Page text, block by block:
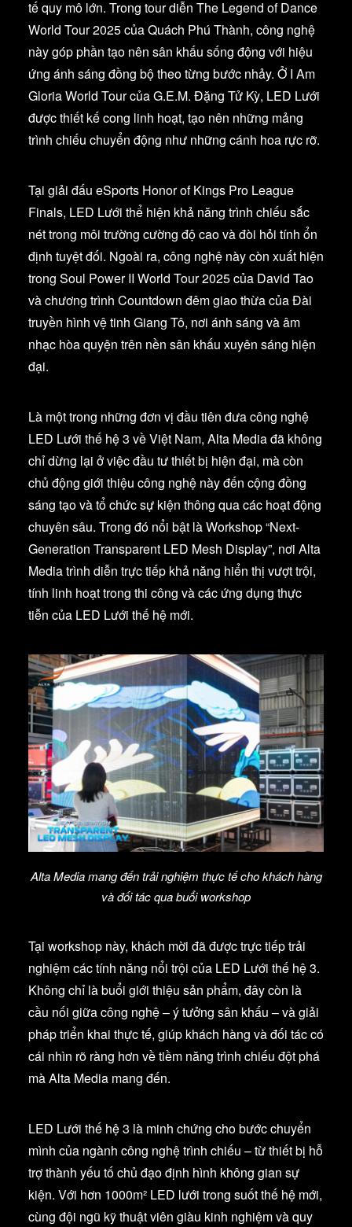
tế quy mô lớn. Trong tour diễn The Legend of Dance
World Tour 2025 của Quách Phú Thành, công nghệ
này góp phần tạo nên sân khấu sống động với hiệu
ứng ánh sáng đồng bộ theo từng bước nhảy. Ở I Am
Gloria World Tour của G.E.M. Đặng Tử Kỳ, LED Lưới
được thiết kế cong linh hoạt, tạo nên những mảng
trình chiếu chuyển động như những cánh hoa rực rỡ.
Tại giải đấu eSports Honor of Kings Pro League
Finals, LED Lưới thể hiện khả năng trình chiếu sắc
nét trong môi trường cường độ cao và đòi hỏi tính ổn
định tuyệt đối. Ngoài ra, công nghệ này còn xuất hiện
trong Soul Power II World Tour 2025 của David Tao
và chương trình Countdown đêm giao thừa của Đài
truyền hình vệ tinh Giang Tô, nơi ánh sáng và âm
nhạc hòa quyện trên nền sân khấu xuyên sáng hiện
đại.
Là một trong những đơn vị đầu tiên đưa công nghệ
LED Lưới thế hệ 3 về Việt Nam, Alta Media đã không
chỉ dừng lại ở việc đầu tư thiết bị hiện đại, mà còn
chủ động giới thiệu công nghệ này đến cộng đồng
sáng tạo và tổ chức sự kiện thông qua các hoạt động
chuyên sâu. Trong đó nổi bật là Workshop “Next-
Generation Transparent LED Mesh Display”, nơi Alta
Media trình diễn trực tiếp khả năng hiển thị vượt trội,
tính linh hoạt trong thi công và các ứng dụng thực
tiễn của LED Lưới thế hệ mới.
Alta Media mang đến trải nghiệm thực tế cho khách hàng
và đối tác qua buổi workshop
Tại workshop này, khách mời đã được trực tiếp trải
nghiệm các tính năng nổi trội của LED Lưới thế hệ 3.
Không chỉ là buổi giới thiệu sản phẩm, đây còn là
cầu nối giữa công nghệ – ý tưởng sân khấu – và giải
pháp triển khai thực tế, giúp khách hàng và đối tác có
cái nhìn rõ ràng hơn về tiềm năng trình chiếu đột phá
mà Alta Media mang đến.
LED Lưới thế hệ 3 là minh chứng cho bước chuyển
mình của ngành công nghệ trình chiếu – từ thiết bị hỗ
trợ thành yếu tố chủ đạo định hình không gian sự
kiện. Với hơn 1000m² LED lưới trong suốt thế hệ mới,
cùng đội ngũ kỹ thuật viên giàu kinh nghiệm và quy